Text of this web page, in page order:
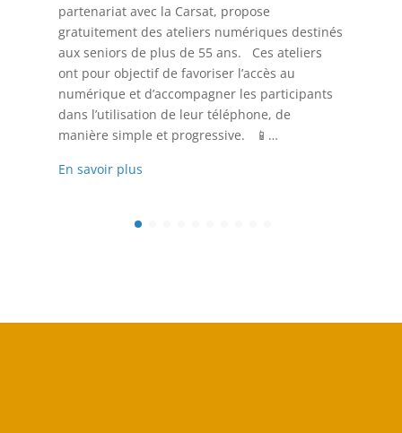
partenariat avec la Carsat, propose
gratuitement des ateliers numériques destinés
aux seniors de plus de 55 ans. Ces ateliers
ont pour objectif de favoriser l’accès au
numérique et d’accompagner les participants
dans l’utilisation de leur téléphone, de
manière simple et progressive. 📱…
En savoir plus